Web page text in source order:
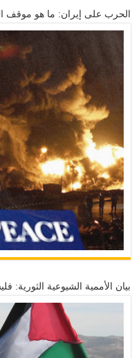
الحرب على إيران: ما هو موقف
بيان الأممية الشيوعية